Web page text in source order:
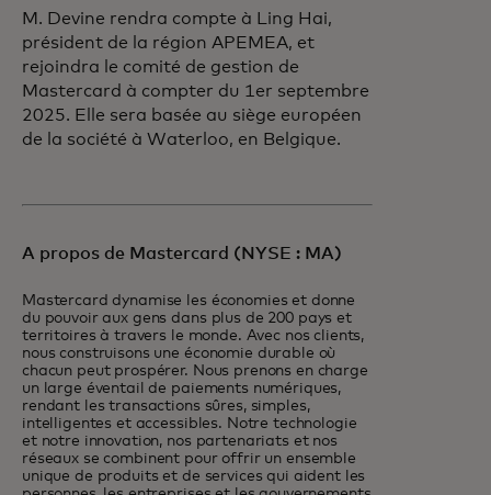
M. Devine rendra compte à Ling Hai,
président de la région APEMEA, et
rejoindra le comité de gestion de
Mastercard à compter du 1er septembre
2025. Elle sera basée au siège européen
de la société à Waterloo, en Belgique.
A propos de Mastercard (NYSE : MA)
Mastercard dynamise les économies et donne
du pouvoir aux gens dans plus de 200 pays et
territoires à travers le monde. Avec nos clients,
nous construisons une économie durable où
chacun peut prospérer. Nous prenons en charge
un large éventail de paiements numériques,
rendant les transactions sûres, simples,
intelligentes et accessibles. Notre technologie
et notre innovation, nos partenariats et nos
réseaux se combinent pour offrir un ensemble
unique de produits et de services qui aident les